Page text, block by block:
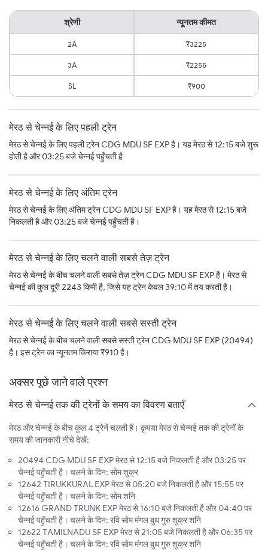
श्रेणी न्यूनतम कीमत
2A ₹3225
3A ₹2255
SL ₹900
मेरठ से चेन्नई के लिए पहली ट्रेन
मेरठ से चेन्नई के लिए पहली ट्रेन CDG MDU SF EXP है। यह मेरठ से 12:15 बजे शुरू
होती है और 03:25 बजे चेन्नई पहुँचती है
मेरठ से चेन्नई के लिए अंतिम ट्रेन
मेरठ से चेन्नई के लिए अंतिम ट्रेन CDG MDU SF EXP है। यह मेरठ से 12:15 बजे
निकलती है और 03:25 बजे चेन्नई पहुँचती है।
मेरठ से चेन्नई के लिए चलने वाली सबसे तेज़ ट्रेन
मेरठ से चेन्नई के बीच चलने वाली सबसे तेज़ ट्रेन CDG MDU SF EXP है। मेरठ से
चेन्नई की कुल दूरी 2243 किमी है, जिसे यह ट्रेन केवल 39:10 में तय करती है।
मेरठ से चेन्नई के लिए चलने वाली सबसे सस्ती ट्रेन
मेरठ से चेन्नई के बीच चलने वाली सबसे सस्ती ट्रेन CDG MDU SF EXP (20494)
है। इस ट्रेन का न्यूनतम किराया ₹910 है।
अक्सर पूछे जाने वाले प्रश्न
मेरठ से चेन्नई तक की ट्रेनों के समय का विवरण बताएँ
मेरठ और चेन्नई के बीच कुल 4 ट्रेनें चलती हैं। कृपया मेरठ से चेन्नई तक की ट्रेनों के
समय की जानकारी नीचे देखें:
20494 CDG MDU SF EXP मेरठ से 12:15 बजे निकलती है और 03:25 पर
चेन्नई पहुँचती है। चलने के दिन: सोम शुक्र
12642 TIRUKKURAL EXP मेरठ से 05:20 बजे निकलती है और 15:55 पर
चेन्नई पहुँचती है। चलने के दिन: सोम शनि
12616 GRAND TRUNK EXP मेरठ से 16:10 बजे निकलती है और 04:40 पर
चेन्नई पहुँचती है। चलने के दिन: रवि सोम मंगल बुध गुरु शुक्र शनि
12622 TAMILNADU SF EXP मेरठ से 21:05 बजे निकलती है और 06:35 पर
चेन्नई पहुँचती है। चलने के दिन: रवि सोम मंगल बुध गुरु शुक्र शनि